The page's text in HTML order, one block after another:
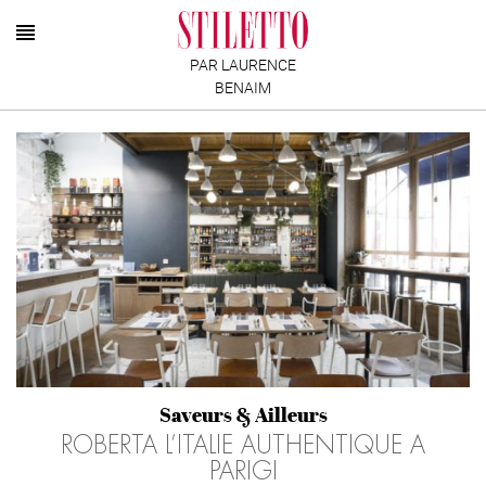
PAR LAURENCE
BENAIM
Saveurs & Ailleurs
ROBERTA L’ITALIE AUTHENTIQUE A
PARIGI